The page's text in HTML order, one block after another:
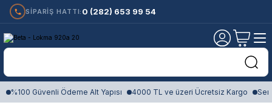
SİPARİŞ HATTI: 0 (282) 653 99 54
%100 Güvenli Ödeme Alt Yapısı 4000 TL ve üzeri Ücretsiz Kargo